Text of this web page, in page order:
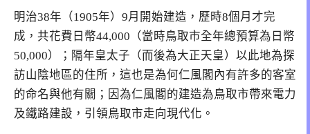
明治38年（1905年）9月開始建造，歷時8個月才完
成，共花費日幣44,000（當時鳥取市全年總預算為日幣
50,000）；隔年皇太子（而後為大正天皇）以此地為探
訪山陰地區的住所，這也是為何仁風閣內有許多的客室
的命名與他有關；因為仁風閣的建造為鳥取市帶來電力
及鐵路建設，引領鳥取市走向現代化。